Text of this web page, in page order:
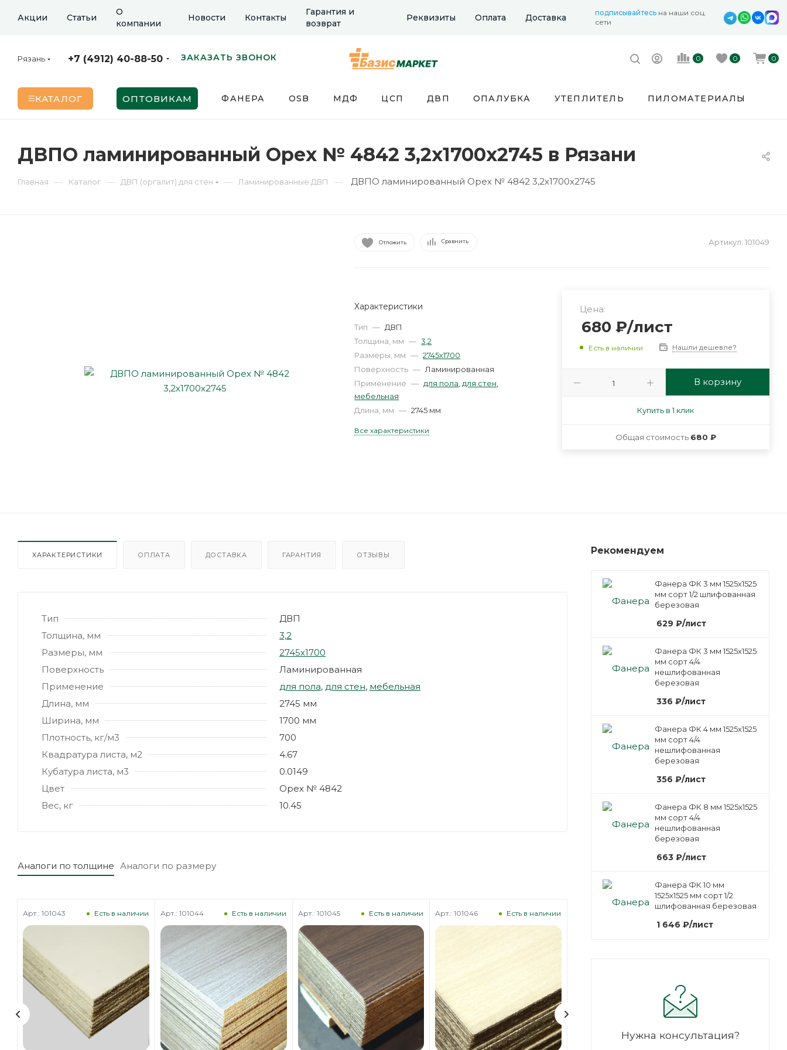
Акции Статьи
О
компании
Новости Контакты
Гарантия и
возврат
Реквизиты Оплата Доставка подписывайтесь на наши соц.
сети
Рязань +7 (4912) 40-88-50 ЗАКАЗАТЬ ЗВОНОК 0 0 0
КАТАЛОГ ОПТОВИКАМ ФАНЕРА OSB МДФ ЦСП ДВП ОПАЛУБКА УТЕПЛИТЕЛЬ ПИЛОМАТЕРИАЛЫ
ДВПО ламинированный Орех № 4842 3,2х1700х2745 в Рязани
Главная — Каталог — ДВП (оргалит) для стен — Ламинированные ДВП — ДВПО ламинированный Орех № 4842 3,2х1700х2745
Отложить Сравнить Артикул: 101049
Характеристики
Тип — ДВП
Толщина, мм — 3,2
Размеры, мм — 2745х1700
Поверхность — Ламинированная
Применение — для пола для стен
мебельная
Длина, мм — 2745 мм
Все характеристики
Цена:
680 ₽/лист
Есть в наличии Нашли дешевле?
В корзину
Купить в 1 клик
Общая стоимость 680 ₽
ХАРАКТЕРИСТИКИ ОПЛАТА ДОСТАВКА ГАРАНТИЯ ОТЗЫВЫ
Тип
ДВП
Толщина, мм
3,2
Размеры, мм
2745х1700
Поверхность
Ламинированная
Применение
для пола, для стен, мебельная
Длина, мм
2745 мм
Ширина, мм
1700 мм
Плотность, кг/м3
700
Квадратура листа, м2
4.67
Кубатура листа, м3
0.0149
Цвет
Орех № 4842
Вес, кг
10.45
Аналоги по толщине Аналоги по размеру
Есть в наличии
Арт.: 101043 Есть в наличии
Арт.: 101044 Есть в наличии
Арт.: 101045 Есть в наличии
Арт.: 101046 Есть в наличии Арт.: 101048
Рекомендуем
Фанера ФК 3 мм 1525х1525
мм сорт 1/2 шлифованная
березовая
629 ₽/лист
Фанера ФК 3 мм 1525х1525
мм сорт 4/4
нешлифованная
березовая
336 ₽/лист
Фанера ФК 4 мм 1525х1525
мм сорт 4/4
нешлифованная
березовая
356 ₽/лист
Фанера ФК 8 мм 1525х1525
мм сорт 4/4
нешлифованная
березовая
663 ₽/лист
Фанера ФК 10 мм
1525х1525 мм сорт 1/2
шлифованная березовая
1 646 ₽/лист
Нужна консультация?